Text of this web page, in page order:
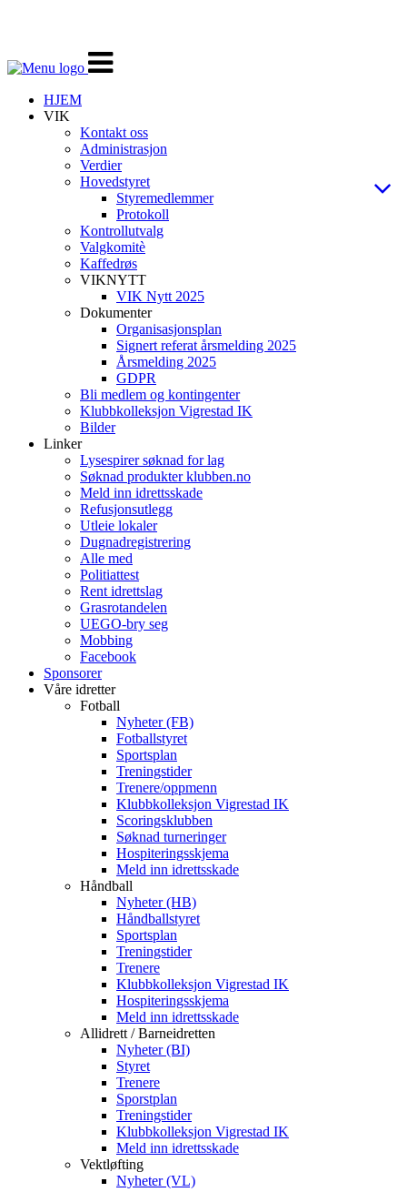
Veksle
navigasjon
HJEM
VIK
Kontakt oss
Administrasjon
Verdier
Hovedstyret
Styremedlemmer
Protokoll
Kontrollutvalg
Valgkomitè
Kaffedrøs
VIKNYTT
VIK Nytt 2025
Dokumenter
Organisasjonsplan
Signert referat årsmelding 2025
Årsmelding 2025
GDPR
Bli medlem og kontingenter
Klubbkolleksjon Vigrestad IK
Bilder
Linker
Lysespirer søknad for lag
Søknad produkter klubben.no
Meld inn idrettsskade
Refusjonsutlegg
Utleie lokaler
Dugnadregistrering
Alle med
Politiattest
Rent idrettslag
Grasrotandelen
UEGO-bry seg
Mobbing
Facebook
Sponsorer
Våre idretter
Fotball
Nyheter (FB)
Fotballstyret
Sportsplan
Treningstider
Trenere/oppmenn
Klubbkolleksjon Vigrestad IK
Scoringsklubben
Søknad turneringer
Hospiteringsskjema
Meld inn idrettsskade
Håndball
Nyheter (HB)
Håndballstyret
Sportsplan
Treningstider
Trenere
Klubbkolleksjon Vigrestad IK
Hospiteringsskjema
Meld inn idrettsskade
Allidrett / Barneidretten
Nyheter (BI)
Styret
Trenere
Sporstplan
Treningstider
Klubbkolleksjon Vigrestad IK
Meld inn idrettsskade
Vektløfting
Nyheter (VL)